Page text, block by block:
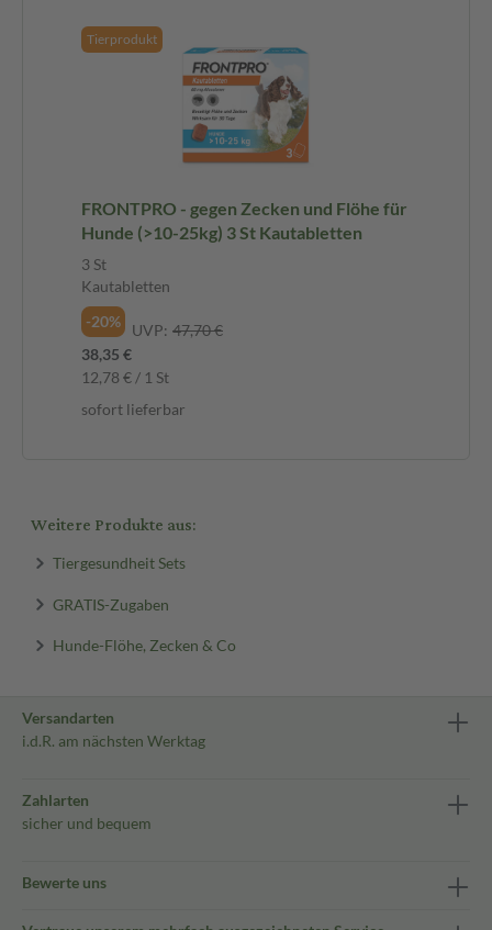
Tierprodukt
FRONTPRO - gegen Zecken und Flöhe für
Hunde (>10-25kg) 3 St Kautabletten
3 St
Kautabletten
-20%
UVP: 47,70 €
38,35 €
12,78 € / 1 St
sofort lieferbar
Weitere Produkte aus:
Tiergesundheit Sets
GRATIS-Zugaben
Hunde-Flöhe, Zecken & Co
Versandarten
i.d.R. am nächsten Werktag
Zahlarten
sicher und bequem
Bewerte uns